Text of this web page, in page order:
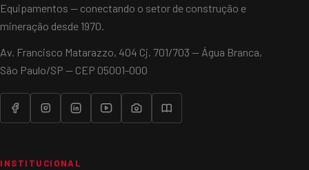
Equipamentos — conectando o setor de construção e
mineração desde 1970.
Av. Francisco Matarazzo, 404 Cj. 701/703 — Água Branca,
São Paulo/SP — CEP 05001-000
INSTITUCIONAL